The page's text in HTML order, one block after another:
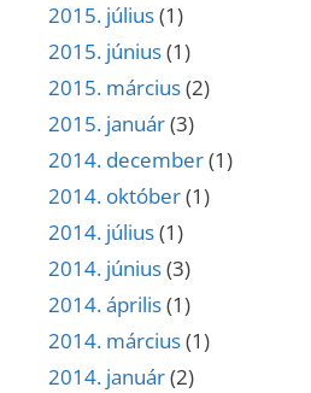
2015. július(1)
2015. június(1)
2015. március(2)
2015. január(3)
2014. december(1)
2014. október(1)
2014. július(1)
2014. június(3)
2014. április(1)
2014. március(1)
2014. január(2)